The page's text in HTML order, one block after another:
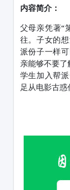
内容简介：
父母亲凭著“
往。子女的
派份子一样
亲能够不要了
学生加入帮
足从电影古惑